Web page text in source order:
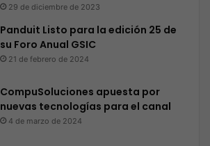
29 de diciembre de 2023
Panduit Listo para la edición 25 de
su Foro Anual GSIC
21 de febrero de 2024
CompuSoluciones apuesta por
nuevas tecnologías para el canal
4 de marzo de 2024